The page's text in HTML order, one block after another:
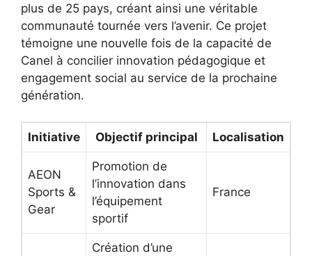
plus de 25 pays, créant ainsi une véritable
communauté tournée vers l’avenir. Ce projet
témoigne une nouvelle fois de la capacité de
Canel à concilier innovation pédagogique et
engagement social au service de la prochaine
génération.
Initiative Objectif principal Localisation
AEON
Sports &
Gear
Promotion de
l’innovation dans
l’équipement
sportif
France
Création d’une